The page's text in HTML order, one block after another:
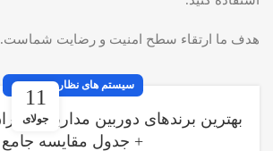
هدف ما ارتقاء سطح امنیت و رضایت شماست.
11
جولای
سیستم های نظارت تصویری
+ جدول مقایسه جامع